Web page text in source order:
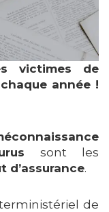
victimes de
année !
sont les
d’assurance.
de